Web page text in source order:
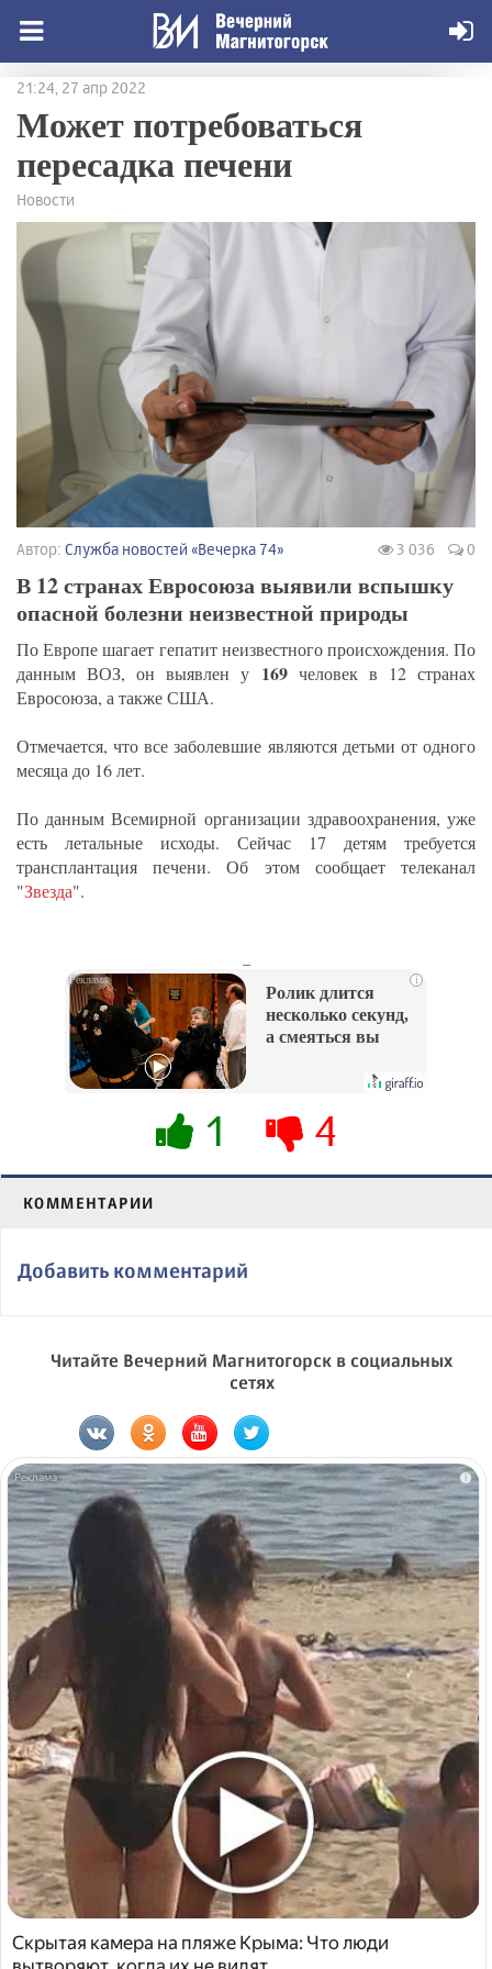
21:24, 27 апр 2022
Может потребоваться
пересадка печени
Новости
Автор: Служба новостей «Вечерка 74» 3 036 0
В 12 странах Евросоюза выявили вспышку
опасной болезни неизвестной природы
По Европе шагает гепатит неизвестного происхождения. По
данным ВОЗ, он выявлен у 169 человек в 12 странах
Евросоюза, а также США.
Отмечается, что все заболевшие являются детьми от одного
месяца до 16 лет.
По данным Всемирной организации здравоохранения, уже
есть летальные исходы. Сейчас 17 детям требуется
трансплантация печени. Об этом сообщает телеканал
"Звезда".
i
Ролик длится
несколько секунд,
а смеяться вы
1 4
КОММЕНТАРИИ
Добавить комментарий
Читайте Вечерний Магнитогорск в социальных
сетях
i
Скрытая камера на пляже Крыма: Что люди